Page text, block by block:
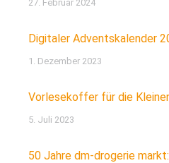
27. Februar 2024
Digitaler Adventskalender
1. Dezember 2023
Vorlesekoffer für die
5. Juli 2023
50 Jahre dm-drogerie